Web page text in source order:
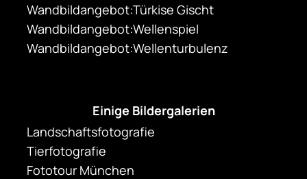
Wandbildangebot:Türkise Gischt
Wandbildangebot:Wellenspiel
Wandbildangebot:Wellenturbulenz
Einige Bildergalerien
Landschaftsfotografie
Tierfotografie
Fototour München